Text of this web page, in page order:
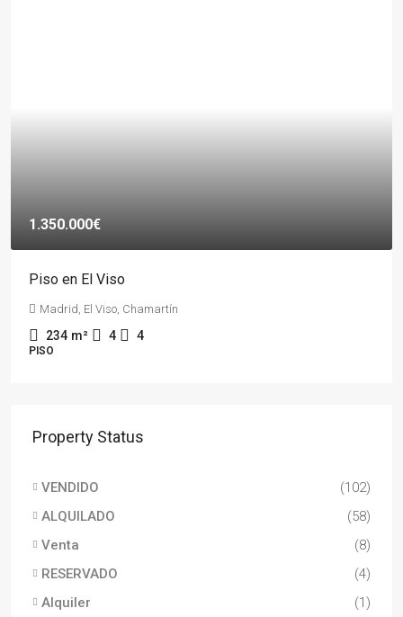
1.350.000€
Piso en El Viso
Madrid, El Viso, Chamartín
234 m² 4 4
PISO
Property Status
VENDIDO
(102)
ALQUILADO
(58)
Venta
(8)
RESERVADO
(4)
Alquiler
(1)